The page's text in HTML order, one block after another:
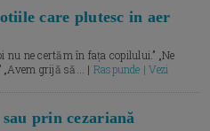
care plutesc in aer
nu ne certăm în fața copilului.” „Ne
„Avem grijă să... | Raspunde | Vezi
prin cezariană